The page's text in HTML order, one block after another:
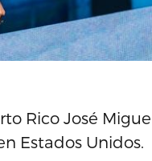
Rico José
Estados Unidos.